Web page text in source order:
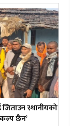
जिताउन स्थानीयको
छैन’